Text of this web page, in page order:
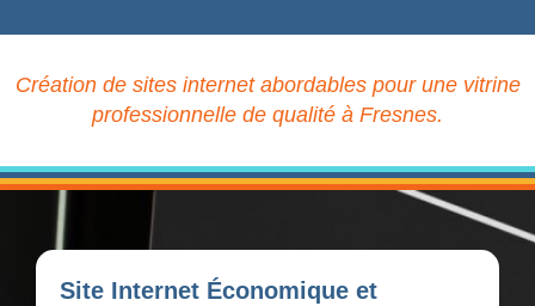
Création de sites internet abordables pour une vitrine
professionnelle de qualité à Fresnes.
Site Internet Économique et